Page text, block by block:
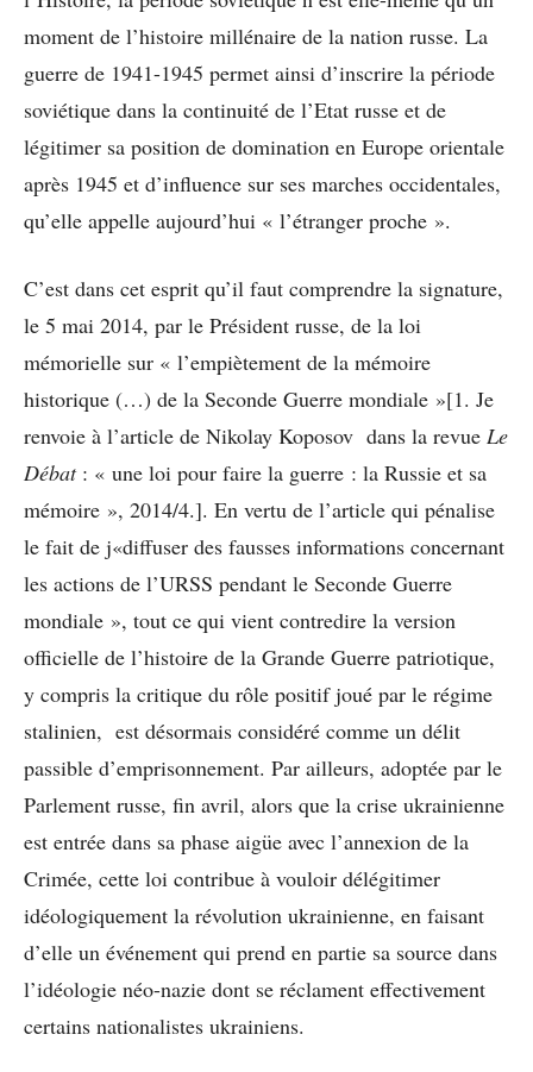
moment de l’histoire millénaire de la nation russe. La
guerre de 1941-1945 permet ainsi d’inscrire la période
soviétique dans la continuité de l’Etat russe et de
légitimer sa position de domination en Europe orientale
après 1945 et d’influence sur ses marches occidentales,
qu’elle appelle aujourd’hui « l’étranger proche ».
C’est dans cet esprit qu’il faut comprendre la signature,
le 5 mai 2014, par le Président russe, de la loi
mémorielle sur « l’empiètement de la mémoire
historique (…) de la Seconde Guerre mondiale »[1. Je
renvoie à l’article de Nikolay Koposov dans la revue Le
Débat: « une loi pour faire la guerre : la Russie et sa
mémoire », 2014/4.]. En vertu de l’article qui pénalise
le fait de j«diffuser des fausses informations concernant
les actions de l’URSS pendant le Seconde Guerre
mondiale », tout ce qui vient contredire la version
officielle de l’histoire de la Grande Guerre patriotique,
y compris la critique du rôle positif joué par le régime
stalinien, est désormais considéré comme un délit
passible d’emprisonnement. Par ailleurs, adoptée par le
Parlement russe, fin avril, alors que la crise ukrainienne
est entrée dans sa phase aigüe avec l’annexion de la
Crimée, cette loi contribue à vouloir délégitimer
idéologiquement la révolution ukrainienne, en faisant
d’elle un événement qui prend en partie sa source dans
l’idéologie néo-nazie dont se réclament effectivement
certains nationalistes ukrainiens.